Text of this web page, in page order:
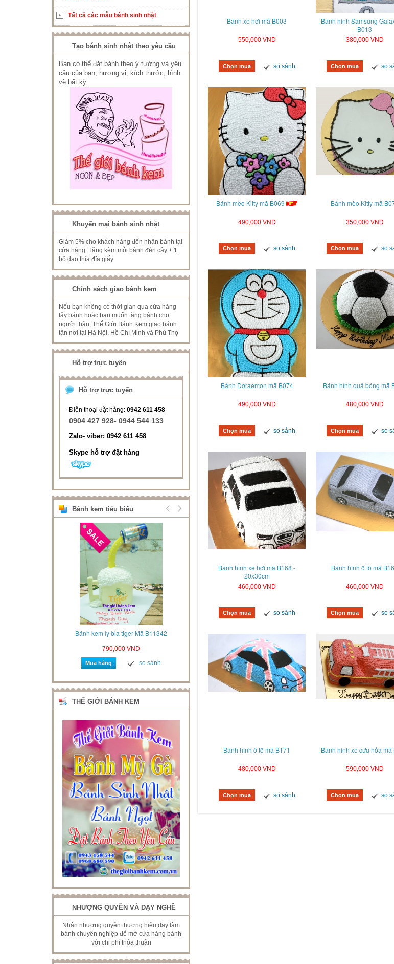
Bánh xe hơi mã B003
550,000 VND
Chọn mua so sánh
Bánh hình Samsung
B013
380,000 VND
Chọn mua so
Bánh mèo Kitty mã B069
490,000 VND
Chọn mua so sánh
Bánh mèo Kitty mã
350,000 VND
Chọn mua so
Bánh Doraemon mã B074
490,000 VND
Chọn mua so sánh
Bánh hình quả bóng mã
480,000 VND
Chọn mua so
Bánh hình xe hơi mã B168 -
20x30cm
460,000 VND
Chọn mua so sánh
Bánh hình ô tô mã
460,000 VND
Chọn mua so
Bánh hình ô tô mã B171
480,000 VND
Chọn mua so sánh
Bánh hình xe cứu hỏa mã
590,000 VND
Chọn mua so
Tất cả các mẫu bánh sinh nhật
Tạo bánh sinh nhật theo yêu cầu
Bạn có thể đặt bánh theo ý tưởng và yêu
cầu của bạn, hương vị, kích thước, hình
vẽ bất kỳ.
Khuyến mại bánh sinh nhật
Giảm 5% cho khách hàng đến nhận bánh tại
cửa hàng. Tặng kèm mỗi bánh đèn cầy + 1
bộ dao thìa đĩa giấy.
Chính sách giao bánh kem
Nếu bạn không có thời gian qua cửa hàng
lấy bánh hoặc bạn muốn tặng bánh cho
người thân, Thế Giới Bánh Kem giao bánh
tận nơi tại Hà Nội, Hồ Chí Minh và Phú Thọ
Hỗ trợ trực tuyến
Hỗ trợ trực tuyến
Điện thoại đặt hàng: 0942 611 458
0904 427 928- 0944 544 133
Zalo- viber: 0942 611 458
Skype hỗ trợ đặt hàng
Bánh kem tiêu biểu
Bánh kem ly bia tiger Mã B11342
790,000 VND
Mua hàng so sánh
Bánh kem rút tiền Mã B11341
590,000 VND
Mua hàng so sánh
890,000
Mua hàng
THẾ GIỚI BÁNH KEM
NHƯỢNG QUYỀN VÀ DẠY NGHỀ
Nhận nhượng quyền thương hiệu,dạy làm
bánh chuyên nghiệp để mở cửa hàng bánh
với chi phí thỏa thuận